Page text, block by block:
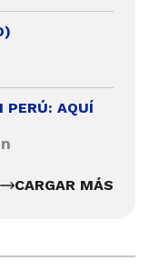
PERÚ: AQUÍ
CARGAR MÁS